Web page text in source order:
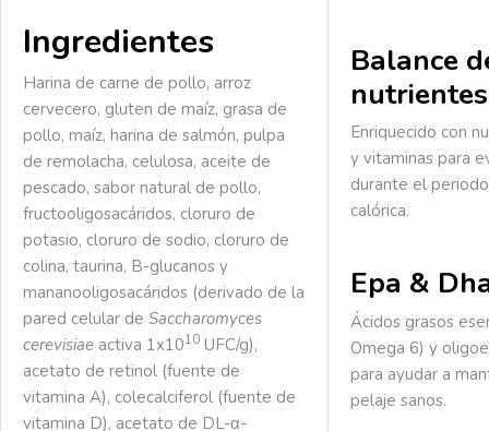
Ingredientes
Harina de carne de pollo, arroz
cervecero, gluten de maíz, grasa de
pollo, maíz, harina de salmón, pulpa
de remolacha, celulosa, aceite de
pescado, sabor natural de pollo,
fructooligosacáridos, cloruro de
potasio, cloruro de sodio, cloruro de
colina, taurina, B-glucanos y
mananooligosacáridos (derivado de la
pared celular de Saccharomyces
cerevisiae activa 1x1010 UFC/g),
acetato de retinol (fuente de
vitamina A), colecalciferol (fuente de
vitamina D), acetato de DL-α-
Balance
nutrientes
Enriquecido con
y vitaminas para
durante el
calórica.
Epa &
Ácidos grasos
Omega 6) y
para ayudar a
pelaje sanos.